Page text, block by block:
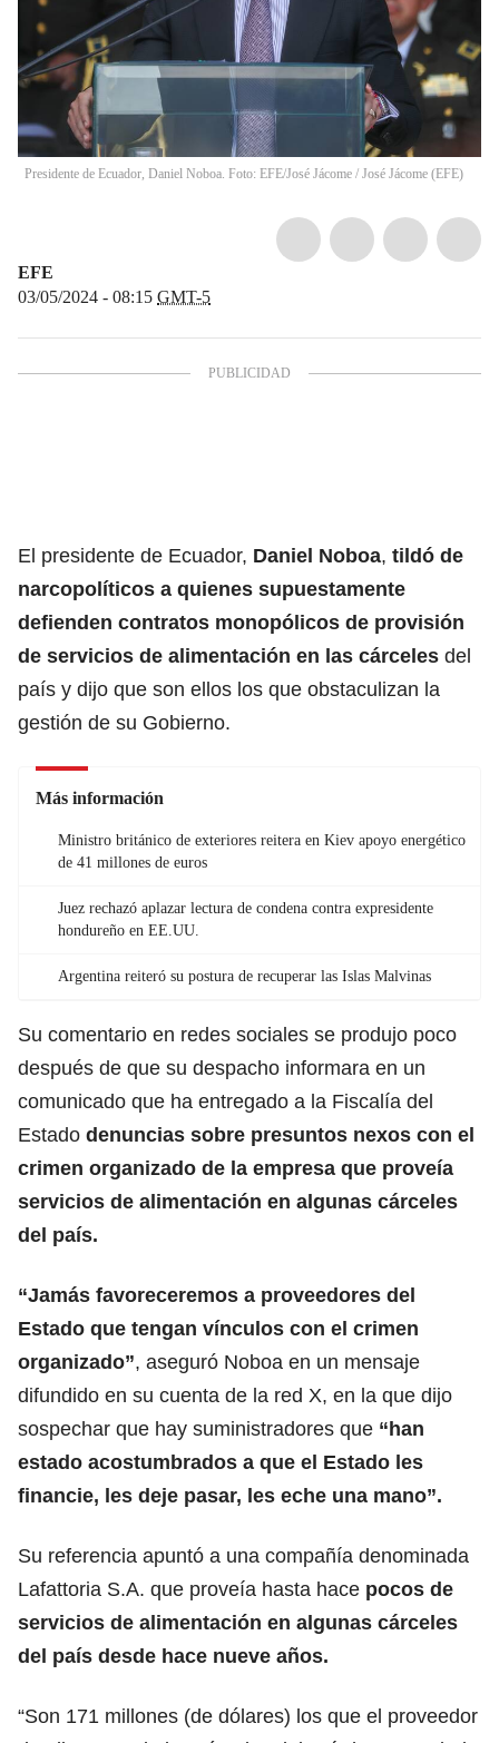
Presidente de Ecuador, Daniel Noboa. Foto: EFE/José Jácome / José Jácome (EFE)
EFE
03/05/2024 - 08:15 GMT-5
El presidente de Ecuador, Daniel Noboa, tildó de
narcopolíticos a quienes supuestamente
defienden contratos monopólicos de provisión
de servicios de alimentación en las cárceles del
país y dijo que son ellos los que obstaculizan la
gestión de su Gobierno.
Más información
Ministro británico de exteriores reitera en Kiev apoyo energético
de 41 millones de euros
Juez rechazó aplazar lectura de condena contra expresidente
hondureño en EE.UU.
Argentina reiteró su postura de recuperar las Islas Malvinas
Su comentario en redes sociales se produjo poco
después de que su despacho informara en un
comunicado que ha entregado a la Fiscalía del
Estado denuncias sobre presuntos nexos con el
crimen organizado de la empresa que proveía
servicios de alimentación en algunas cárceles
del país.
“Jamás favoreceremos a proveedores del
Estado que tengan vínculos con el crimen
organizado”, aseguró Noboa en un mensaje
difundido en su cuenta de la red X, en la que dijo
sospechar que hay suministradores que “han
estado acostumbrados a que el Estado les
financie, les deje pasar, les eche una mano”.
Su referencia apuntó a una compañía denominada
Lafattoria S.A. que proveía hasta hace pocos de
servicios de alimentación en algunas cárceles
del país desde hace nueve años.
“Son 171 millones (de dólares) los que el proveedor